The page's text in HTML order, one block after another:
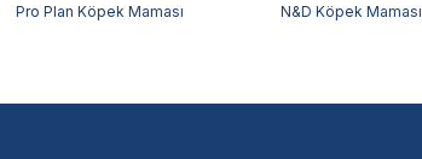
Pro Plan Köpek Maması N&D Köpek Maması